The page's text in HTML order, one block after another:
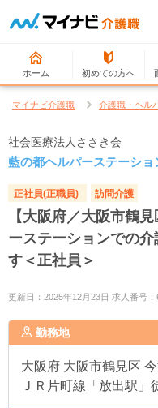
ホーム 初めての方へ
マイナビ介護職 介護職・ヘル
社会医療法人ささき会
藍の都ヘルパーステーショ
正社員(正職員) 訪問介護
【大阪府／大阪市鶴
ーステーションでの
す＜正社員＞
更新日：2025年12月23日 求人番号
勤務地
大阪府 大阪市鶴見区
ＪＲ片町線「放出駅」